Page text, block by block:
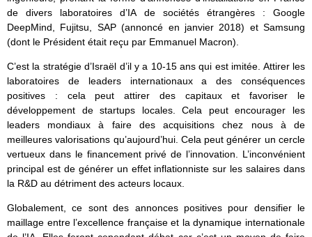
de divers laboratoires d’IA de sociétés étrangères : Google
DeepMind, Fujitsu, SAP (annoncé en janvier 2018) et Samsung
(dont le Président était reçu par Emmanuel Macron).
C’est la stratégie d’Israël d’il y a 10-15 ans qui est imitée. Attirer les
laboratoires de leaders internationaux a des conséquences
positives : cela peut attirer des capitaux et favoriser le
développement de startups locales. Cela peut encourager les
leaders mondiaux à faire des acquisitions chez nous à de
meilleures valorisations qu’aujourd’hui. Cela peut générer un cercle
vertueux dans le financement privé de l’innovation. L’inconvénient
principal est de générer un effet inflationniste sur les salaires dans
la R&D au détriment des acteurs locaux.
Globalement, ce sont des annonces positives pour densifier le
maillage entre l’excellence française et la dynamique internationale